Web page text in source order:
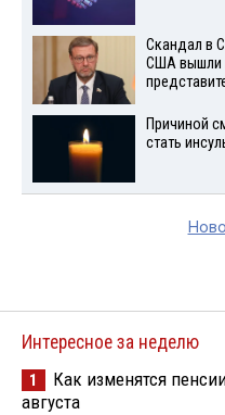
Скандал в
США вышли
Причиной
стать
Интересное за неделю
1
Как изменятся
августа